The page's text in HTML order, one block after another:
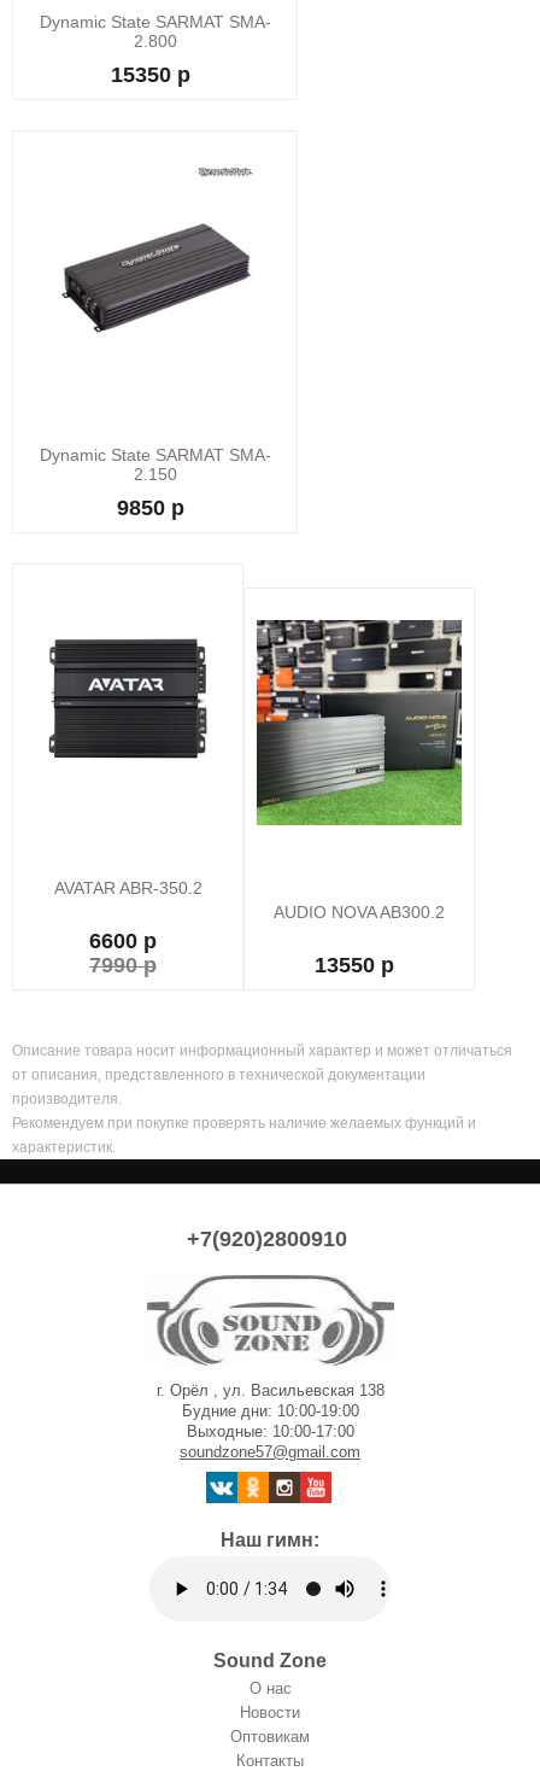
Dynamic State SARMAT SMA-
2.800
15350 р
Dynamic State SARMAT SMA-
2.150
9850 р
AVATAR ABR-350.2
6600 р
7990 р
AUDIO NOVA AB300.2
13550 р
Описание товара носит информационный характер и может отличаться
от описания, представленного в технической документации
производителя.
Рекомендуем при покупке проверять наличие желаемых функций и
характеристик.
+7(920)2800910
г. Орёл , ул. Васильевская 138
Будние дни: 10:00-19:00
Выходные: 10:00-17:00
soundzone57@gmail.com
Наш гимн:
Sound Zone
О нас
Новости
Оптовикам
Контакты